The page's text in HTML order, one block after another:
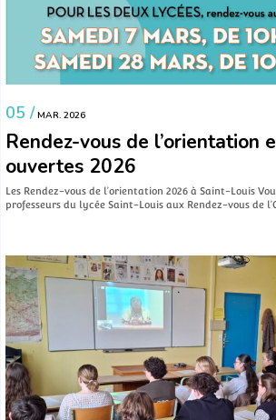
05 / MAR. 2026
Rendez-vous de l’orientation
ouvertes 2026
Les Rendez-vous de l’orientation 2026 à Saint-Louis
professeurs du lycée Saint-Louis aux Rendez-vous de